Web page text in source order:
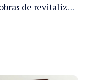
Prefeitura de Manaus inicia obras de revitalização na passarela Max Teixeira para ampliar segurança e mobilidade urbana